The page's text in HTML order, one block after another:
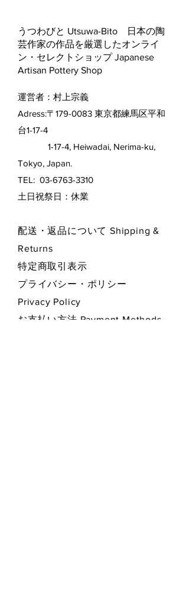
うつわびと Utsuwa-Bito 日本の陶
芸作家の作品を厳選したオンライ
ン・セレクトショップ Japanese
Artisan Pottery Shop
運営者：村上宗義
Adress:〒179-0083 東京都練馬区平和
台1-17-4
1-17-4, Heiwadai, Nerima-ku,
Tokyo, Japan.
TEL: 03-6763-3310
​土日祝祭日：休業
配送・返品について Shipping &
Returns
特定商取引表示
プライバシー・ポリシー
Privacy Policy
お支払い方法 Payment Methods